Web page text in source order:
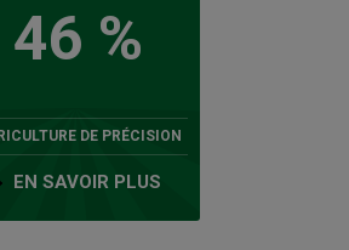
46 %
DE PRÉCISION
EN SAVOIR PLUS